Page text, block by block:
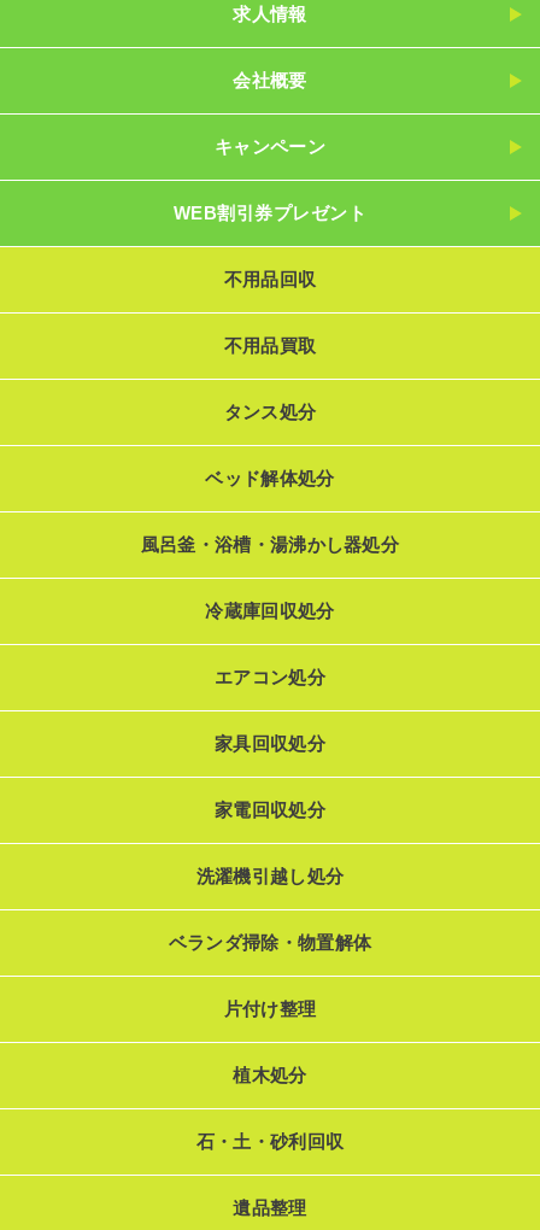
求人情報
会社概要
キャンペーン
WEB割引券プレゼント
不用品回収
不用品買取
タンス処分
ベッド解体処分
風呂釜・浴槽・湯沸かし器処分
冷蔵庫回収処分
エアコン処分
家具回収処分
家電回収処分
洗濯機引越し処分
ベランダ掃除・物置解体
片付け整理
植木処分
石・土・砂利回収
遺品整理